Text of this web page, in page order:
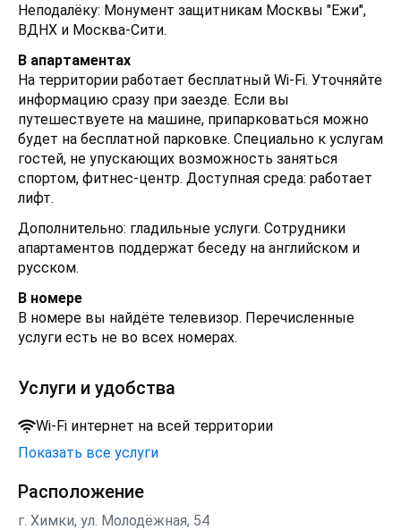
Неподалёку: Монумент защитникам Москвы "Ежи",
ВДНХ и Москва-Сити.
В апартаментах
На территории работает бесплатный Wi-Fi. Уточняйте
информацию сразу при заезде. Если вы
путешествуете на машине, припарковаться можно
будет на бесплатной парковке. Специально к услугам
гостей, не упускающих возможность заняться
спортом, фитнес-центр. Доступная среда: работает
лифт.
Дополнительно: гладильные услуги. Сотрудники
апартаментов поддержат беседу на английском и
русском.
В номере
В номере вы найдёте телевизор. Перечисленные
услуги есть не во всех номерах.
Услуги и удобства
Wi-Fi интернет на всей территории
Показать все услуги
Расположение
г. Химки, ул. Молодёжная, 54